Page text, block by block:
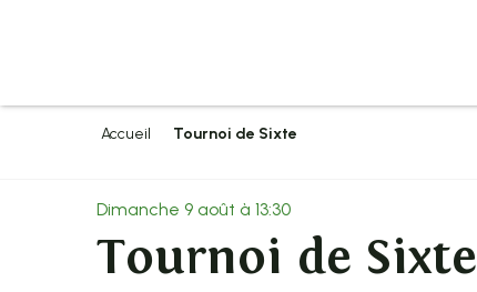
Accueil Tournoi de Sixte
Dimanche 9 août à 13:30
Tournoi de Sixte